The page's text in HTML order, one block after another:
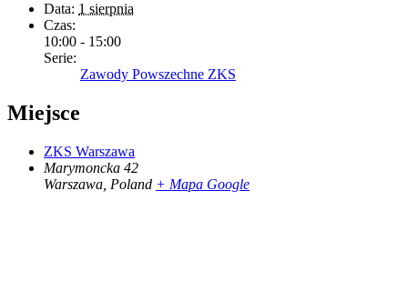
Data: 1 sierpnia
Czas:
10:00 - 15:00
Serie:
Zawody Powszechne ZKS
Miejsce
ZKS Warszawa
Marymoncka 42
Warszawa Poland + Mapa Google